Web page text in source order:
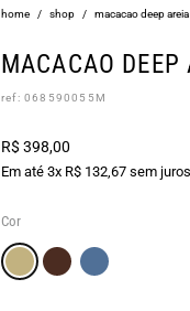
home / shop / macacao deep areia
MACACAO DEEP
ref: 068590055M
R$ 398,00
Em até 3x R$ 132,67 sem juros
Cor